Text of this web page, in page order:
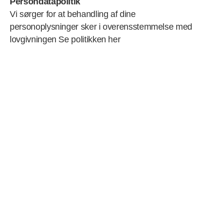
Vi sørger for at behandling af dine
personoplysninger sker i overensstemmelse med
lovgivningen Se politikken her